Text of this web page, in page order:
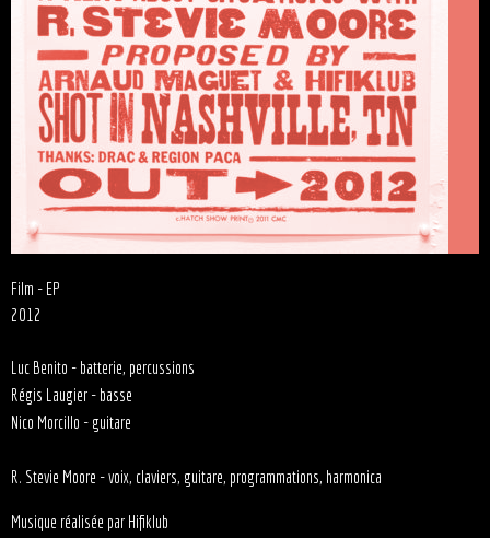
Film - EP
2012
Luc Benito - batterie, percussions
Régis Laugier - basse
Nico Morcillo - guitare
R. Stevie Moore - voix, claviers, guitare, programmations, harmonica
Musique réalisée par Hifiklub